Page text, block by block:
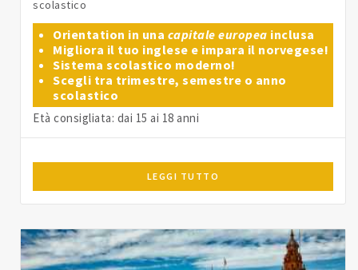
scolastico
Orientation in una capitale europea inclusa
Migliora il tuo inglese e impara il norvegese!
Sistema scolastico moderno!
Scegli tra trimestre, semestre o anno
scolastico
Età consigliata: dai 15 ai 18 anni
LEGGI TUTTO